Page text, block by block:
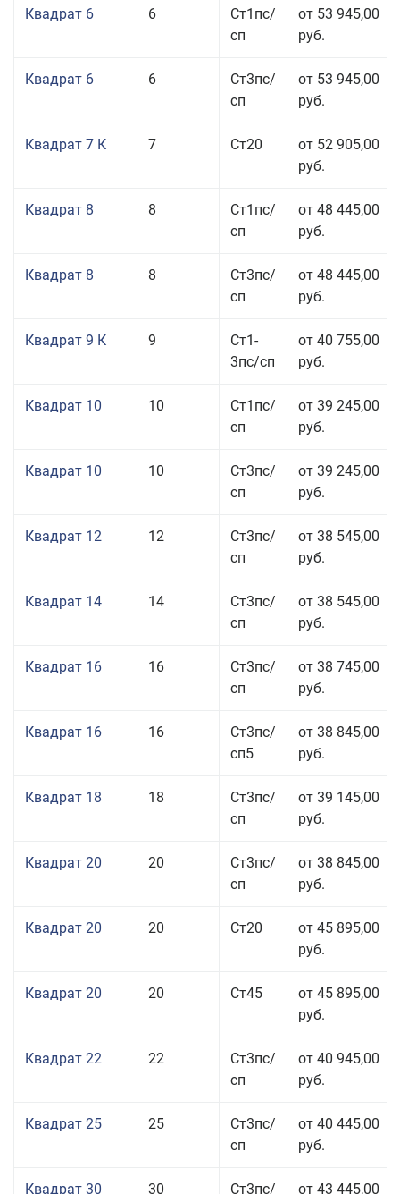
Квадрат 6 6
Ст1пс/
сп
от 53 945,00
руб.
Квадрат 6 6
Ст3пс/
сп
от 53 945,00
руб.
Квадрат 7 К 7 Ст20
от 52 905,00
руб.
Квадрат 8 8
Ст1пс/
сп
от 48 445,00
руб.
Квадрат 8 8
Ст3пс/
сп
от 48 445,00
руб.
Квадрат 9 К 9
Ст1-
3пс/сп
от 40 755,00
руб.
Квадрат 10 10
Ст1пс/
сп
от 39 245,00
руб.
Квадрат 10 10
Ст3пс/
сп
от 39 245,00
руб.
Квадрат 12 12
Ст3пс/
сп
от 38 545,00
руб.
Квадрат 14 14
Ст3пс/
сп
от 38 545,00
руб.
Квадрат 16 16
Ст3пс/
сп
от 38 745,00
руб.
Квадрат 16 16
Ст3пс/
сп5
от 38 845,00
руб.
Квадрат 18 18
Ст3пс/
сп
от 39 145,00
руб.
Квадрат 20 20
Ст3пс/
сп
от 38 845,00
руб.
Квадрат 20 20 Ст20
от 45 895,00
руб.
Квадрат 20 20 Ст45
от 45 895,00
руб.
Квадрат 22 22
Ст3пс/
сп
от 40 945,00
руб.
Квадрат 25 25
Ст3пс/
сп
от 40 445,00
руб.
Квадрат 30 30 Ст3пс/ от 43 445,00